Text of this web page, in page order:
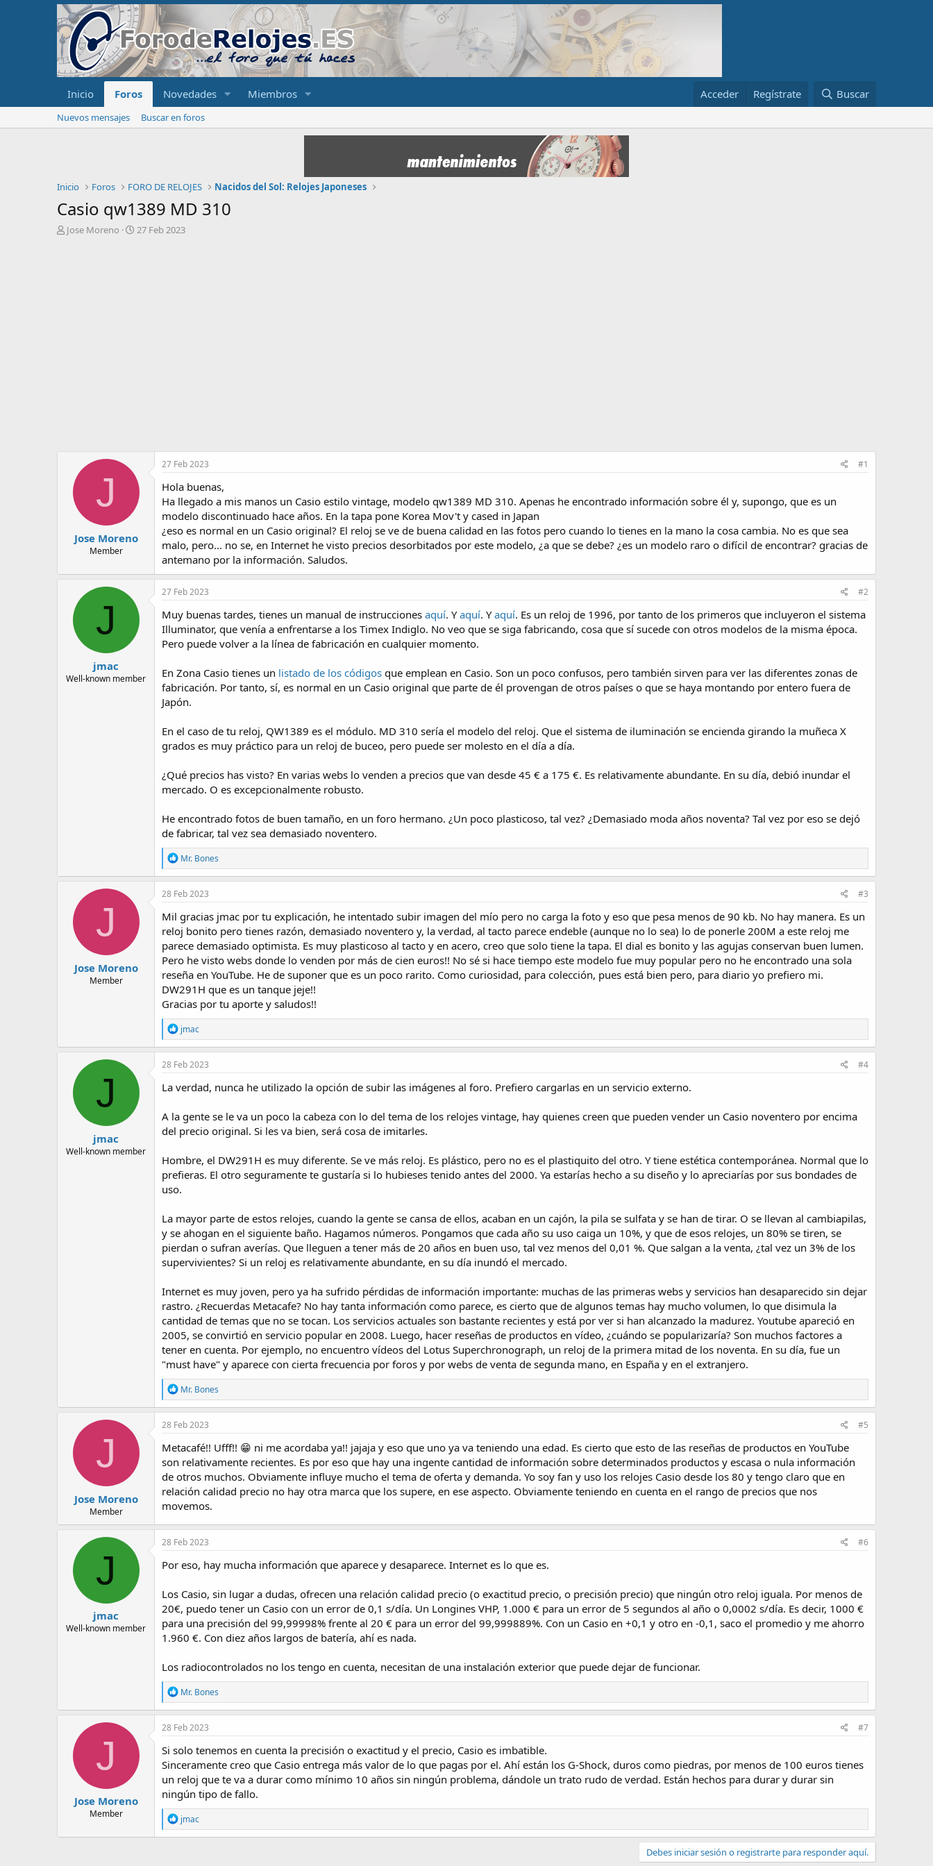
Inicio Foros Novedades Miembros Acceder Regístrate Buscar
Nuevos mensajes Buscar en foros
Inicio Foros FORO DE RELOJES Nacidos del Sol: Relojes Japoneses
Casio qw1389 MD 310
IJose Moreno
F
27 Feb 2023
J
Jose Moreno
Member
27 Feb 2023 #1
Hola buenas,
Ha llegado a mis manos un Casio estilo vintage, modelo qw1389 MD 310. Apenas he encontrado información sobre él y, supongo, que es un
modelo discontinuado hace años. En la tapa pone Korea Mov't y cased in Japan
¿eso es normal en un Casio original? El reloj se ve de buena calidad en las fotos pero cuando lo tienes en la mano la cosa cambia. No es que sea
malo, pero... no se, en Internet he visto precios desorbitados por este modelo, ¿a que se debe? ¿es un modelo raro o difícil de encontrar? gracias de
antemano por la información. Saludos.
J
jmac
Well-known member
27 Feb 2023 #2
Muy buenas tardes, tienes un manual de instrucciones aquí. Yaquí. Yaquí. Es un reloj de 1996, por tanto de los primeros que incluyeron el sistema
Illuminator, que venía a enfrentarse a los Timex Indiglo. No veo que se siga fabricando, cosa que sí sucede con otros modelos de la misma época.
Pero puede volver a la línea de fabricación en cualquier momento.
En Zona Casio tienes un listado de los códigos que emplean en Casio. Son un poco confusos, pero también sirven para ver las diferentes zonas de
fabricación. Por tanto, sí, es normal en un Casio original que parte de él provengan de otros países o que se haya montando por entero fuera de
Japón.
En el caso de tu reloj, QW1389 es el módulo. MD 310 sería el modelo del reloj. Que el sistema de iluminación se encienda girando la muñeca X
grados es muy práctico para un reloj de buceo, pero puede ser molesto en el día a día.
¿Qué precios has visto? En varias webs lo venden a precios que van desde 45 € a 175 €. Es relativamente abundante. En su día, debió inundar el
mercado. O es excepcionalmente robusto.
He encontrado fotos de buen tamaño, en un foro hermano. ¿Un poco plasticoso, tal vez? ¿Demasiado moda años noventa? Tal vez por eso se dejó
de fabricar, tal vez sea demasiado noventero.
R
e
a
c
i
o
n
s
:
Mr. Bones
J
Jose Moreno
Member
28 Feb 2023 #3
Mil gracias jmac por tu explicación, he intentado subir imagen del mío pero no carga la foto y eso que pesa menos de 90 kb. No hay manera. Es un
reloj bonito pero tienes razón, demasiado noventero y, la verdad, al tacto parece endeble (aunque no lo sea) lo de ponerle 200M a este reloj me
parece demasiado optimista. Es muy plasticoso al tacto y en acero, creo que solo tiene la tapa. El dial es bonito y las agujas conservan buen lumen.
Pero he visto webs donde lo venden por más de cien euros!! No sé si hace tiempo este modelo fue muy popular pero no he encontrado una sola
reseña en YouTube. He de suponer que es un poco rarito. Como curiosidad, para colección, pues está bien pero, para diario yo prefiero mi.
DW291H que es un tanque jeje!!
Gracias por tu aporte y saludos!!
R
e
a
c
i
o
s
:
jmac
J
jmac
Well-known member
28 Feb 2023 #4
La verdad, nunca he utilizado la opción de subir las imágenes al foro. Prefiero cargarlas en un servicio externo.
A la gente se le va un poco la cabeza con lo del tema de los relojes vintage, hay quienes creen que pueden vender un Casio noventero por encima
del precio original. Si les va bien, será cosa de imitarles.
Hombre, el DW291H es muy diferente. Se ve más reloj. Es plástico, pero no es el plastiquito del otro. Y tiene estética contemporánea. Normal que lo
prefieras. El otro seguramente te gustaría si lo hubieses tenido antes del 2000. Ya estarías hecho a su diseño y lo apreciarías por sus bondades de
uso.
La mayor parte de estos relojes, cuando la gente se cansa de ellos, acaban en un cajón, la pila se sulfata y se han de tirar. O se llevan al cambiapilas,
y se ahogan en el siguiente baño. Hagamos números. Pongamos que cada año su uso caiga un 10%, y que de esos relojes, un 80% se tiren, se
pierdan o sufran averías. Que lleguen a tener más de 20 años en buen uso, tal vez menos del 0,01 %. Que salgan a la venta, ¿tal vez un 3% de los
supervivientes? Si un reloj es relativamente abundante, en su día inundó el mercado.
Internet es muy joven, pero ya ha sufrido pérdidas de información importante: muchas de las primeras webs y servicios han desaparecido sin dejar
rastro. ¿Recuerdas Metacafe? No hay tanta información como parece, es cierto que de algunos temas hay mucho volumen, lo que disimula la
cantidad de temas que no se tocan. Los servicios actuales son bastante recientes y está por ver si han alcanzado la madurez. Youtube apareció en
2005, se convirtió en servicio popular en 2008. Luego, hacer reseñas de productos en vídeo, ¿cuándo se popularizaría? Son muchos factores a
tener en cuenta. Por ejemplo, no encuentro vídeos del Lotus Superchronograph, un reloj de la primera mitad de los noventa. En su día, fue un
"must have" y aparece con cierta frecuencia por foros y por webs de venta de segunda mano, en España y en el extranjero.
R
e
a
c
i
o
n
s
:
Mr. Bones
J
Jose Moreno
Member
28 Feb 2023 #5
Metacafé!! Ufff!! 😁 ni me acordaba ya!! jajaja y eso que uno ya va teniendo una edad. Es cierto que esto de las reseñas de productos en YouTube
son relativamente recientes. Es por eso que hay una ingente cantidad de información sobre determinados productos y escasa o nula información
de otros muchos. Obviamente influye mucho el tema de oferta y demanda. Yo soy fan y uso los relojes Casio desde los 80 y tengo claro que en
relación calidad precio no hay otra marca que los supere, en ese aspecto. Obviamente teniendo en cuenta en el rango de precios que nos
movemos.
J
jmac
Well-known member
28 Feb 2023 #6
Por eso, hay mucha información que aparece y desaparece. Internet es lo que es.
Los Casio, sin lugar a dudas, ofrecen una relación calidad precio (o exactitud precio, o precisión precio) que ningún otro reloj iguala. Por menos de
20€, puedo tener un Casio con un error de 0,1 s/día. Un Longines VHP, 1.000 € para un error de 5 segundos al año o 0,0002 s/día. Es decir, 1000 €
para una precisión del 99,99998% frente al 20 € para un error del 99,999889%. Con un Casio en +0,1 y otro en -0,1, saco el promedio y me ahorro
1.960 €. Con diez años largos de batería, ahí es nada.
Los radiocontrolados no los tengo en cuenta, necesitan de una instalación exterior que puede dejar de funcionar.
R
e
a
c
i
o
n
s
:
Mr. Bones
J
Jose Moreno
Member
28 Feb 2023 #7
Si solo tenemos en cuenta la precisión o exactitud y el precio, Casio es imbatible.
Sinceramente creo que Casio entrega más valor de lo que pagas por el. Ahí están los G-Shock, duros como piedras, por menos de 100 euros tienes
un reloj que te va a durar como mínimo 10 años sin ningún problema, dándole un trato rudo de verdad. Están hechos para durar y durar sin
ningún tipo de fallo.
R
e
a
jmac
Debes iniciar sesión o registrarte para responder aquí.